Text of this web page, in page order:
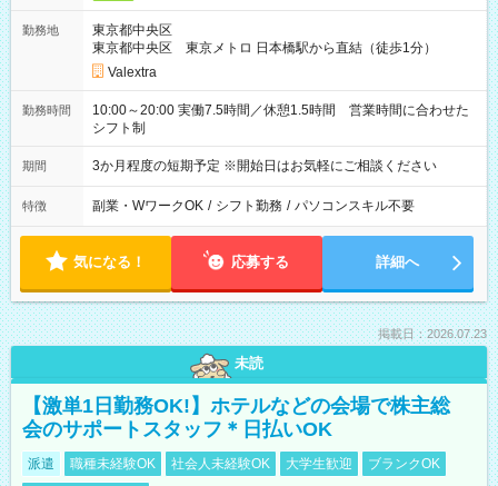
勤務地
東京都中央区
東京都中央区 東京メトロ 日本橋駅から直結（徒歩1分）
Valextra
勤務時間
10:00～20:00 実働7.5時間／休憩1.5時間 営業時間に合わせた
シフト制
期間 3か月程度の短期予定 ※開始日はお気軽にご相談ください
特徴 副業・WワークOK / シフト勤務 / パソコンスキル不要
気になる！ 応募する 詳細へ
掲載日：2026.07.23
未読
【激単1日勤務OK!】ホテルなどの会場で株主総
会のサポートスタッフ＊日払いOK
派遣 職種未経験OK 社会人未経験OK 大学生歓迎
ブランクOK